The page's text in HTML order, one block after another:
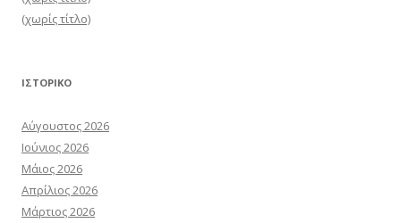
(χωρίς τίτλο)
ΙΣΤΟΡΙΚΌ
Αύγουστος 2026
Ιούνιος 2026
Μάιος 2026
Απρίλιος 2026
Μάρτιος 2026